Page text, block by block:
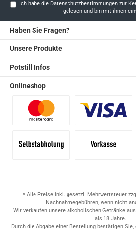
Ich habe die Datenschutzbestimmungen zur
gelesen und bin mit ihnen
Haben Sie Fragen?
Unsere Produkte
Potstill Infos
Onlineshop
* Alle Preise inkl. gesetzl. Mehrwertsteuer
Nachnahmegebühren, wenn nicht
Wir verkaufen unsere alkoholischen Getränke
als 18 Jahre.
Durch die Abgabe einer Bestellung bestätigen